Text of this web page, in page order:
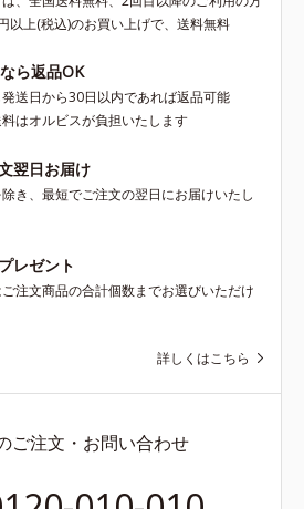
以上(税込)のお買い上げで、送料無料
ら返品OK
送日から30日以内であれば返品可能
はオルビスが負担いたします
翌日お届け
き、最短でご注文の翌日にお届けいたし
レゼント
注文商品の合計個数までお選びいただけ
詳しくはこちら
ご注文・お問い合わせ